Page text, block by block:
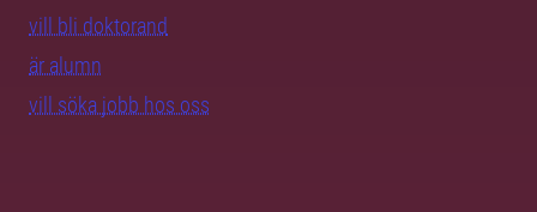
vill bli doktorand
är alumn
vill söka jobb hos oss